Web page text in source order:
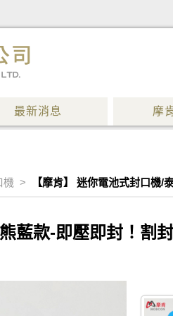
最新消息 摩
機 > 【摩肯】 迷你電池式封口機/
藍款-即壓即封！割